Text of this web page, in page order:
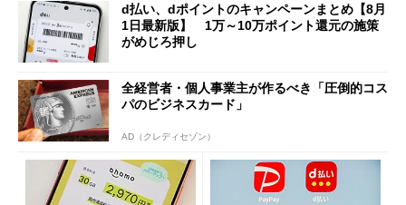
d払い、dポイントのキャンペーンまとめ【8月
1日最新版】 1万～10万ポイント還元の施策
がめじろ押し
全経営者・個人事業主が作るべき「圧倒的コス
パのビジネスカード」
AD（クレディセゾン）